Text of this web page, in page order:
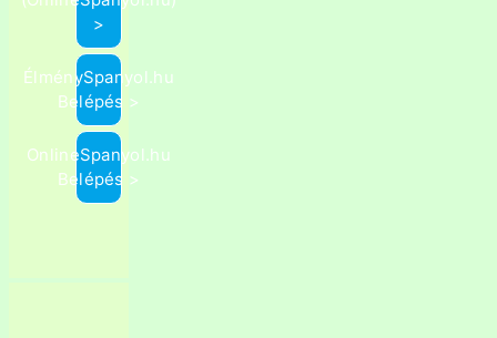
>
ÉlménySpanyol.hu
Belépés >
OnlineSpanyol.hu
Belépés >